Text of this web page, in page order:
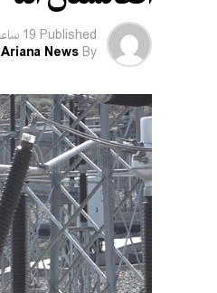
Published 19 ساعت ago
By
Ariana News